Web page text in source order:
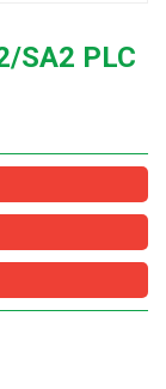
SA2 PLC